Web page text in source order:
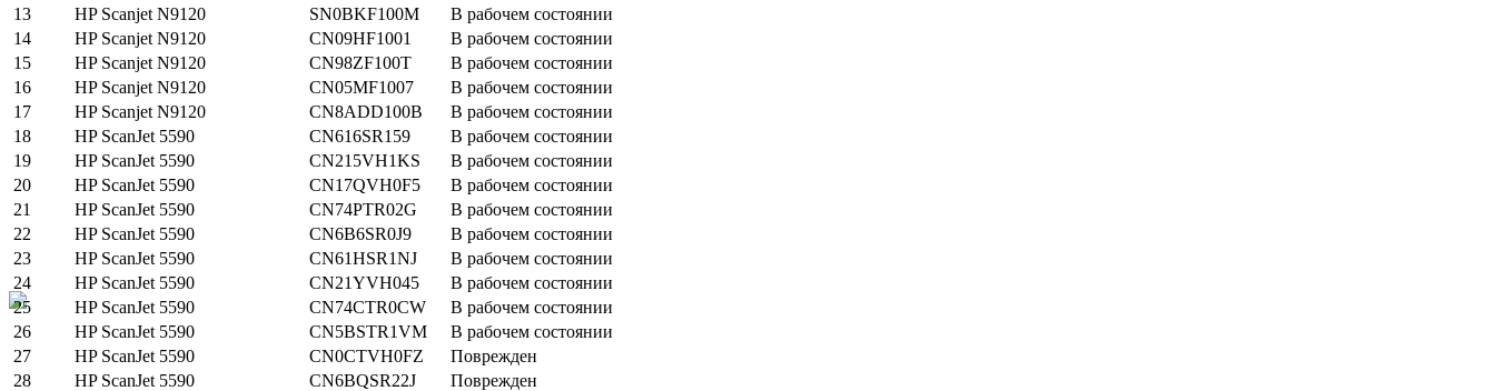
13
HP Scanjet N9120 SN0BKF100M
В рабочем состоянии
14
HP Scanjet N9120 CN09HF1001
В рабочем состоянии
15
HP Scanjet N9120 CN98ZF100T
В рабочем состоянии
16
HP Scanjet N9120 CN05MF1007
В рабочем состоянии
17
HP Scanjet N9120 CN8ADD100B
В рабочем состоянии
18
HP ScanJet 5590 CN616SR159
В рабочем состоянии
19
HP ScanJet 5590 CN215VH1KS
В рабочем состоянии
20
HP ScanJet 5590 CN17QVH0F5
В рабочем состоянии
21
HP ScanJet 5590 CN74PTR02G
В рабочем состоянии
22
HP ScanJet 5590 CN6B6SR0J9
В рабочем состоянии
23
HP ScanJet 5590 CN61HSR1NJ
В рабочем состоянии
24
HP ScanJet 5590 CN21YVH045
В рабочем состоянии
25
HP ScanJet 5590 CN74CTR0CW
В рабочем состоянии
26
HP ScanJet 5590 CN5BSTR1VM
В рабочем состоянии
27
HP ScanJet 5590 CN0CTVH0FZ
Поврежден
28
HP ScanJet 5590 CN6BQSR22J
Поврежден